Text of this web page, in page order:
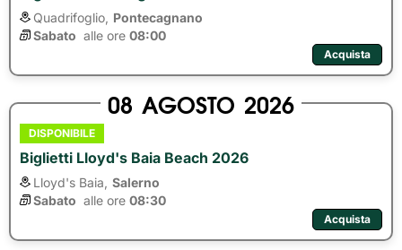
Quadrifoglio, Pontecagnano
Sabato alle ore 08:00
Acquista
08 AGOSTO 2026
DISPONIBILE
Biglietti Lloyd's Baia Beach 2026
Lloyd's Baia, Salerno
Sabato alle ore 08:30
Acquista